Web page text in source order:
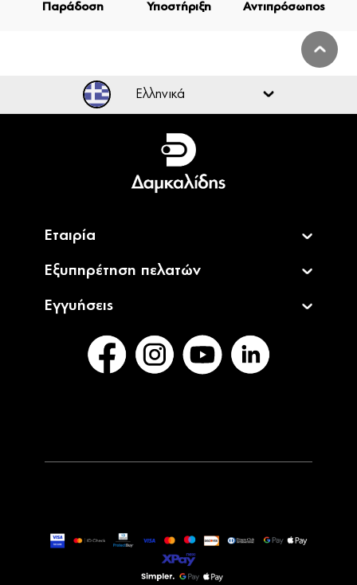
Παράδοση
Υποστήριξη
Αντιπρόσωπος
Ελληνικά
Ελληνικά
English
Εταιρία
Εξυπηρέτηση πελατών
Εγγυήσεις